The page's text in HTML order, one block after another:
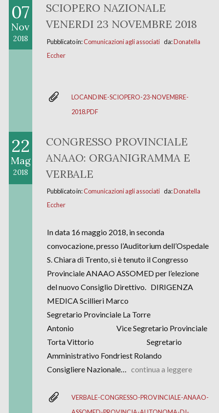
SCIOPERO NAZIONALE
VENERDI 23 NOVEMBRE 2018
07
Nov
2018 Pubblicato in:Comunicazioni agli associatida:Donatella
Eccher
LOCANDINE-SCIOPERO-23-NOVEMBRE-
2018.PDF
CONGRESSO PROVINCIALE
ANAAO: ORGANIGRAMMA E
VERBALE
22
Mag
2018
Pubblicato in:Comunicazioni agli associatida:Donatella
Eccher
In data 16 maggio 2018, in seconda
convocazione, presso l’Auditorium dell’Ospedale
S. Chiara di Trento, si è tenuto il Congresso
Provinciale ANAAO ASSOMED per l’elezione
del nuovo Consiglio Direttivo. DIRIGENZA
MEDICA Scillieri Marco
Segretario Provinciale La Torre
Antonio Vice Segretario Provinciale
Torta Vittorio Segretario
Amministrativo Fondriest Rolando
Consigliere Nazionale… continua a leggere
VERBALE-CONGRESSO-PROVINCIALE-ANAAO-